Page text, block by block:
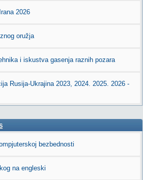
2026
oružja
i iskustva gasenja raznih pozara
Rusija-Ukrajina 2023, 2024. 2025. 2026 -
bezbednosti
na engleski